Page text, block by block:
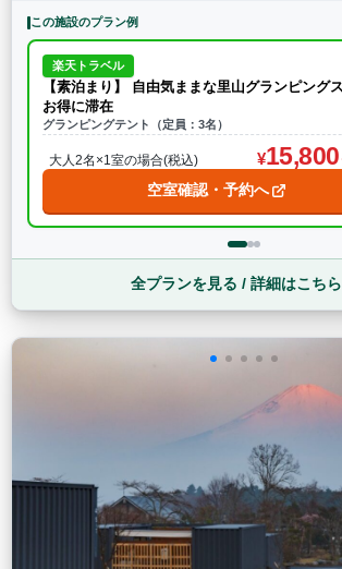
この施設のプラン例
楽天トラベル
【素泊まり】 自由気ままな里山グランピングステイ｜
お得に滞在
グランピングテント（定員：3名）
大人2名×1室の場合(税込) 15,800
空室確認・予約へ
全プランを見る / 詳細はこちら